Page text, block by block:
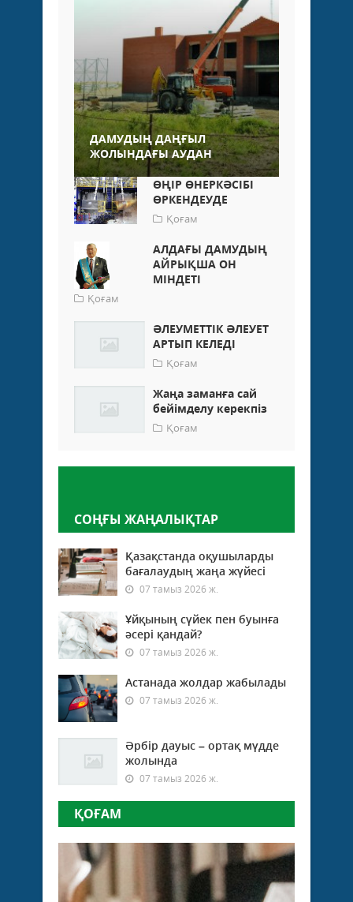
ДАМУДЫҢ ДАҢҒЫЛ
ЖОЛЫНДАҒЫ АУДАН
ӨҢІР ӨНЕРКӘСІБІ
ӨРКЕНДЕУДЕ
Қоғам
АЛДАҒЫ ДАМУДЫҢ
АЙРЫҚША ОН
МІНДЕТІ
Қоғам
ӘЛЕУМЕТТІК ӘЛЕУЕТ
АРТЫП КЕЛЕДІ
Қоғам
Жаңа заманға сай
бейімделу керекпіз
Қоғам
СОҢҒЫ ЖАҢАЛЫҚТАР
Қазақстанда оқушыларды
бағалаудың жаңа жүйесі
07 тамыз 2026 ж.
Ұйқының сүйек пен буынға
әсері қандай?
07 тамыз 2026 ж.
Астанада жолдар жабылады
07 тамыз 2026 ж.
Әрбір дауыс – ортақ мүдде
жолында
07 тамыз 2026 ж.
ҚОҒАМ